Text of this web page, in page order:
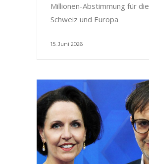
Millionen-Abstimmung für die
Schweiz und Europa
15. Juni 2026